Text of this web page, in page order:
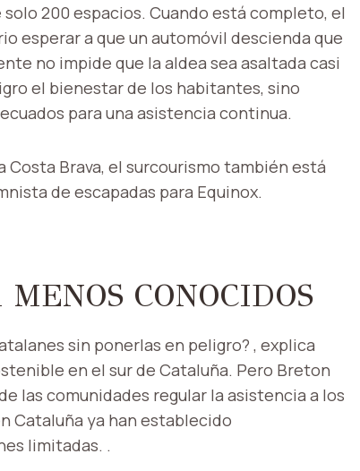
200 espacios. Cuando está completo, el
esperar a que un automóvil descienda que
no impide que la aldea sea asaltada casi
el bienestar de los habitantes, sino
para una asistencia continua.
Brava, el surcourismo también está
de escapadas para Equinox.
CONOCIDOS
sin ponerlas en peligro? , explica
en el sur de Cataluña. Pero Breton
las comunidades regular la asistencia a los
Cataluña ya han establecido
limitadas. .